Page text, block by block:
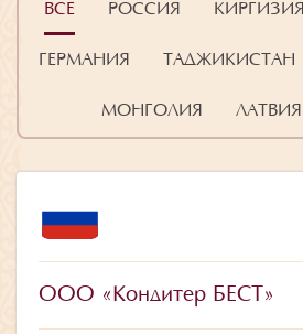
ВСЕ РОССИЯ КИРГИЗИЯ
ГЕРМАНИЯ ТАДЖИКИСТАН
МОНГОЛИЯ ЛАТВИЯ
ООО «Кондитер БЕСТ»